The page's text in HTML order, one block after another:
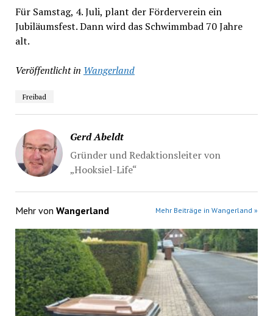
Für Samstag, 4. Juli, plant der Förderverein ein
Jubiläumsfest. Dann wird das Schwimmbad 70 Jahre
alt.
Veröffentlicht in Wangerland
Freibad
Gerd Abeldt
Gründer und Redaktionsleiter von
„Hooksiel-Life“
Mehr von Wangerland Mehr Beiträge in Wangerland »